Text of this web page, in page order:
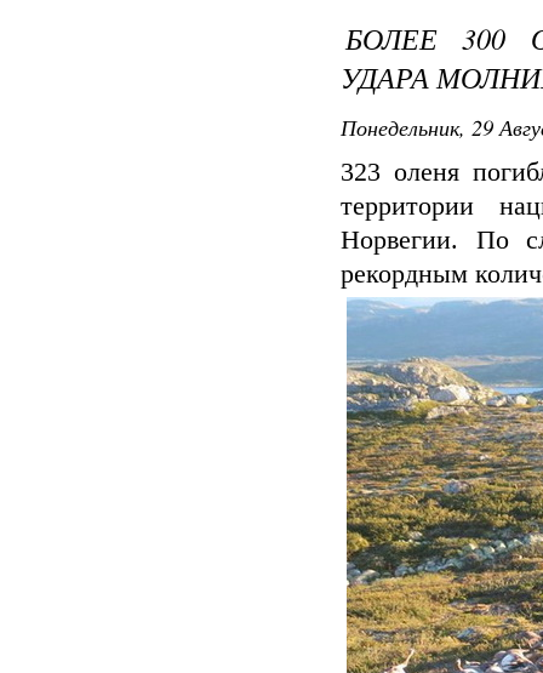
БОЛЕЕ 300
УДАРА
Понедельник, 29
323 оленя
территории
Норвегии. По
рекордным